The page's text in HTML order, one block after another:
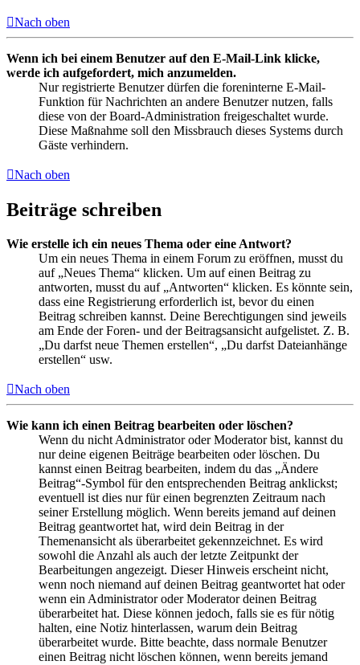
Nach oben
Wenn ich bei einem Benutzer auf den E-Mail-Link klicke,
werde ich aufgefordert, mich anzumelden.
Nur registrierte Benutzer dürfen die foreninterne E-Mail-
Funktion für Nachrichten an andere Benutzer nutzen, falls
diese von der Board-Administration freigeschaltet wurde.
Diese Maßnahme soll den Missbrauch dieses Systems durch
Gäste verhindern.
Nach oben
Beiträge schreiben
Wie erstelle ich ein neues Thema oder eine Antwort?
Um ein neues Thema in einem Forum zu eröffnen, musst du
auf „Neues Thema“ klicken. Um auf einen Beitrag zu
antworten, musst du auf „Antworten“ klicken. Es könnte sein,
dass eine Registrierung erforderlich ist, bevor du einen
Beitrag schreiben kannst. Deine Berechtigungen sind jeweils
am Ende der Foren- und der Beitragsansicht aufgelistet. Z. B.
„Du darfst neue Themen erstellen“, „Du darfst Dateianhänge
erstellen“ usw.
Nach oben
Wie kann ich einen Beitrag bearbeiten oder löschen?
Wenn du nicht Administrator oder Moderator bist, kannst du
nur deine eigenen Beiträge bearbeiten oder löschen. Du
kannst einen Beitrag bearbeiten, indem du das „Ändere
Beitrag“-Symbol für den entsprechenden Beitrag anklickst;
eventuell ist dies nur für einen begrenzten Zeitraum nach
seiner Erstellung möglich. Wenn bereits jemand auf deinen
Beitrag geantwortet hat, wird dein Beitrag in der
Themenansicht als überarbeitet gekennzeichnet. Es wird
sowohl die Anzahl als auch der letzte Zeitpunkt der
Bearbeitungen angezeigt. Dieser Hinweis erscheint nicht,
wenn noch niemand auf deinen Beitrag geantwortet hat oder
wenn ein Administrator oder Moderator deinen Beitrag
überarbeitet hat. Diese können jedoch, falls sie es für nötig
halten, eine Notiz hinterlassen, warum dein Beitrag
überarbeitet wurde. Bitte beachte, dass normale Benutzer
einen Beitrag nicht löschen können, wenn bereits jemand